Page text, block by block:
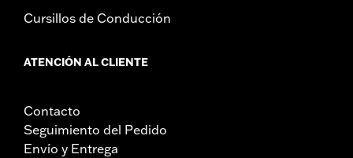
Cursillos de Conducción
ATENCIÓN AL CLIENTE
Contacto
Seguimiento del Pedido
Envío y Entrega